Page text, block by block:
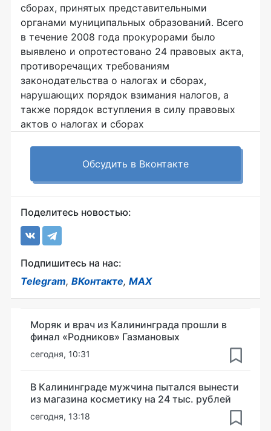
сборах, принятых представительными
органами муниципальных образований. Всего
в течение 2008 года прокурорами было
выявлено и опротестовано 24 правовых акта,
противоречащих требованиям
законодательства о налогах и сборах,
нарушающих порядок взимания налогов, а
также порядок вступления в силу правовых
актов о налогах и сборах
Обсудить в Вконтакте
Поделитесь новостью:
Подпишитесь на нас:
Telegram, ВКонтакте, MAX
Моряк и врач из Калининграда прошли в
финал «Родников» Газмановых
сегодня, 10:31
В Калининграде мужчина пытался вынести
из магазина косметику на 24 тыс. рублей
сегодня, 13:18